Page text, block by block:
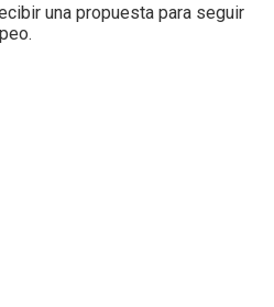
una propuesta para seguir